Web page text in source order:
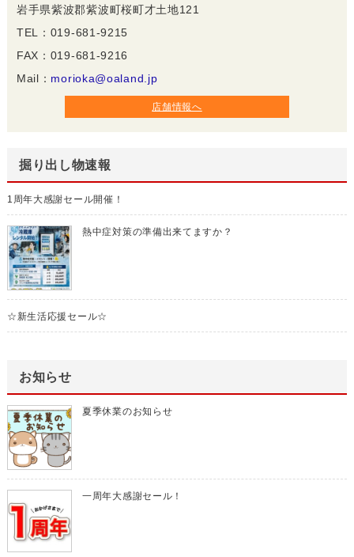
岩手県紫波郡紫波町桜町才土地121
TEL：019-681-9215
FAX：019-681-9216
Mail： morioka@oaland.jp
店舗情報へ
掘り出し物速報
1周年大感謝セール開催！
熱中症対策の準備出来てますか？
☆新生活応援セール☆
お知らせ
夏季休業のお知らせ
一周年大感謝セール！